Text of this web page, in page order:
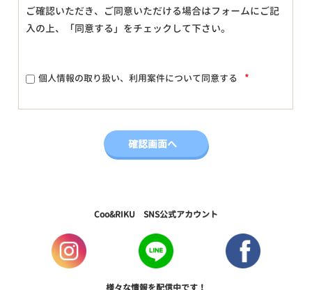
ご確認いただき、ご同意いただける場合はフォームにご記
入の上、「同意する」をチェックして下さい。
個人情報の取り扱い、利用案件について同意する *
Coo&RIKU SNS公式アカウント
様々な情報を配信中です！